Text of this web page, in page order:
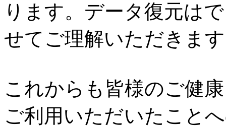
ります。データ復元は
せてご理解いただきま
これからも皆様のご健
ご利用いただいたこと